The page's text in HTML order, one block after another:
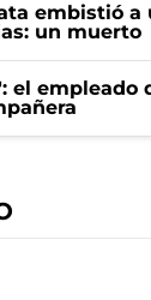
embistió
un muerto
el